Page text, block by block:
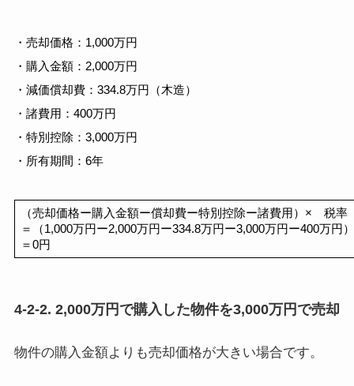
・売却価格：1,000万円
・購入金額：2,000万円
・減価償却費：334.8万円（木造）
・ 諸費用：400万円
・特別控除：3,000万円
・所有期間：6年
（売却価格ー購入金額ー償却費ー特別控除ー諸費用）×　税率
＝（1,000万円ー2,000万円ー334.8万円ー3,000万円ー400万円
＝0円
4-2-2. 2,000万円で購入した物件を3,000万円で売却
物件の購入金額よりも売却価格が大きい場合です。